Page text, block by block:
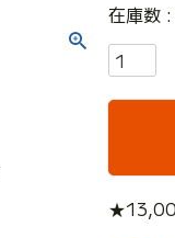
在庫数